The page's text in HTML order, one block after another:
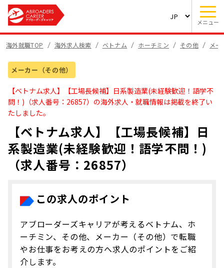
メニュー
海外就職TOP 海外求人検索 ベトナム ホーチミン その他 メ
メーカー（その他）
【ベトナム求人】【工場長候補】日系製造業(未経験歓迎！語学不
問！)（求人番号：26857）の海外求人・就職情報は掲載を終了い
たしました。
【ベトナム求人】【工場長候補】日
系製造業(未経験歓迎！語学不問！)
（求人番号：26857）
この求人のポイント
アブローダーズキャリアが考えるベトナム、ホ
ーチミン、その他、メーカー（その他）で転職
やお仕事をお考えの方へ求人のポイントをご紹
介します。